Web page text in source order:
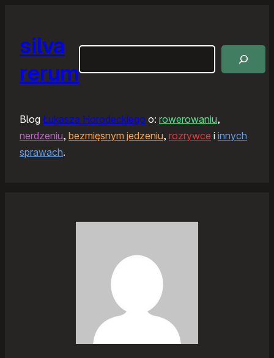
silva
rerum
Blog Łukasza Horodeckiego o: rowerowaniu,
nerdzeniu, bezmięsnym jedzeniu, rozrywce i innych
sprawach.